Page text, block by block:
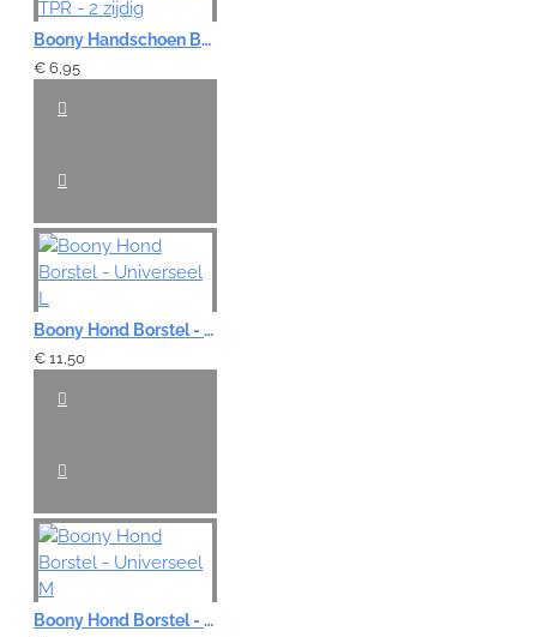
Boony Handschoen Borstel TPR - 2 zijdig
€ 6,95
Boony Hond Borstel - Universeel L
€ 11,50
Boony Hond Borstel - Universeel M